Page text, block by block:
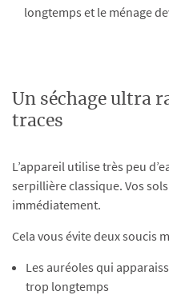
longtemps et le ménage
Un séchage ultra
traces
L’appareil utilise très peu
serpillière classique. Vos
immédiatement.
Cela vous évite deux soucis
Les auréoles qui
trop longtemps